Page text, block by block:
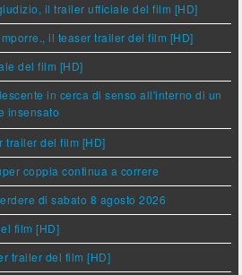
il trailer ufficiale del film [HD]
il teaser trailer del film [HD]
del film [HD]
in cerca di senso all'interno di un
insensato
trailer del film [HD]
coppia continua a correre
di sabato 8 agosto 2026
film [HD]
trailer del film [HD]